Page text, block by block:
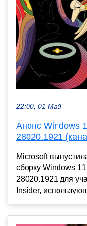
22:00, 01 Май
Анонс Windows
28020.1921
Microsoft
сборку Windows
28020.1921 для
Insider,